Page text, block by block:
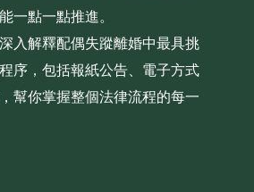
一點一點推進。
入解釋配偶失蹤離婚中最具挑
序，包括報紙公告、電子方式
幫你掌握整個法律流程的每一